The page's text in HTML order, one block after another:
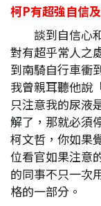
柯P有超強自信
談到自信心
對有超乎常人之
到南騎自行車衝
我曾親耳聽他說
只注意我的尿液
解了，那就必須
柯文哲，你如果
位看官如果注意
的同事不只一次
格的一部分。